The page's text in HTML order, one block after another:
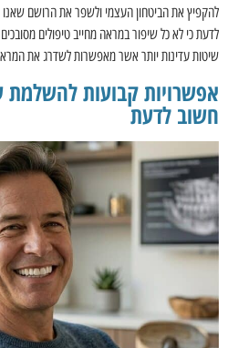
להקפיץ את הביטחון העצמי ולשפר את הרושם
לדעת כי לא כל שיפור במראה מחייב טיפולים
שיטות עדינות יותר אשר מאפשרות לשדרג את
אפשרויות קבועות להשלמת
חשוב לדעת